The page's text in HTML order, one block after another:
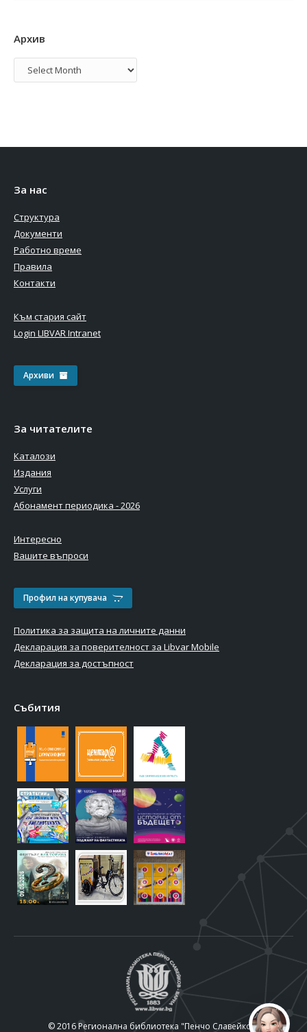
Архив
Архив
За нас
Структура
Документи
Работно време
Правила
Контакти
Към стария сайт
Login LIBVAR Intranet
Архиви
За читателите
Каталози
Издания
Услуги
Абонамент периодика - 2026
Интересно
Вашите въпроси
Профил на купувача
Политика за защита на личните данни
Декларация за поверителност за Libvar Mobile
Декларация за достъпност
Събития
© 2016 Регионална библиотека "Пенчо Славейков"